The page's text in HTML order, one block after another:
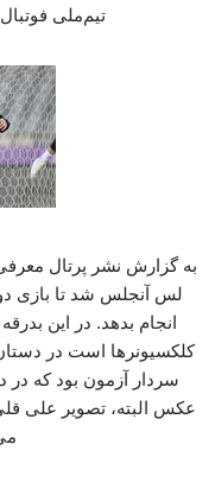
تیم‌ملی
به گزارش نشر پرتال
لس آنجلس شد تا بازی
انجام بدهد. در این
کلکسیونرها است در
سردار آزمون بود که
عکس البته، تصویر علی
می